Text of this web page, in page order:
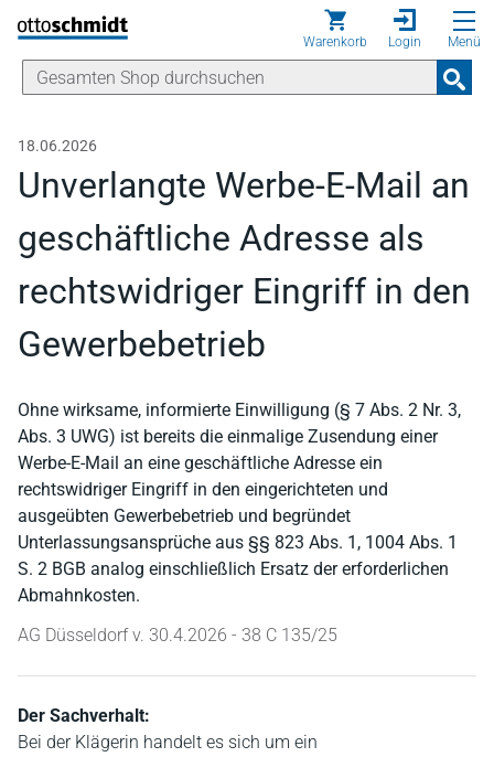
Direkt zum Inhalt
Warenkorb Login Menü
18.06.2026
Unverlangte Werbe-E-Mail an
geschäftliche Adresse als
rechtswidriger Eingriff in den
Gewerbebetrieb
Ohne wirksame, informierte Einwilligung (§ 7 Abs. 2 Nr. 3,
Abs. 3 UWG) ist bereits die einmalige Zusendung einer
Werbe-E-Mail an eine geschäftliche Adresse ein
rechtswidriger Eingriff in den eingerichteten und
ausgeübten Gewerbebetrieb und begründet
Unterlassungsansprüche aus §§ 823 Abs. 1, 1004 Abs. 1
S. 2 BGB analog einschließlich Ersatz der erforderlichen
Abmahnkosten.
AG Düsseldorf v. 30.4.2026 - 38 C 135/25
Der Sachverhalt:
Bei der Klägerin handelt es sich um ein